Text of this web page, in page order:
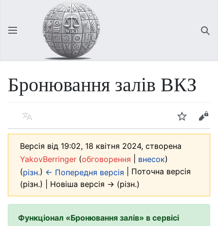
Відкрити головне меню
Бронювання залів ВКЗ
Мова Спостерігати Редагувати
Версія від 19:02, 18 квітня 2024, створена
YakovBerringer (обговорення внесок)
(різн.) ← Попередня версія | Поточна версія
(різн.) | Новіша версія → (різн.)
Функціонал «Бронювання залів» в сервісі